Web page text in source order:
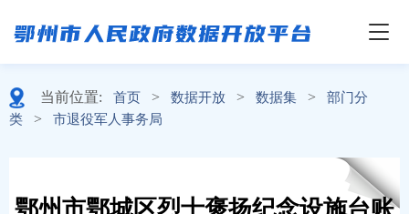
当前位置: 首页 > 数据开放 > 数据集 >
部门分
类
> 市退役军人事务局